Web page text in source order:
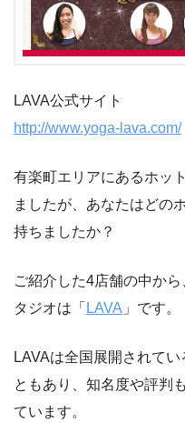
LAVA公式サイト
http://www.yoga-lava.com/
有楽町エリアにあるホッ
ましたが、あなたはどの
持ちましたか？
ご紹介した4店舗の中か
タジオは「 LAVA 」です。
LAVAは全国展開されて
ともあり、知名度や評判
ています。